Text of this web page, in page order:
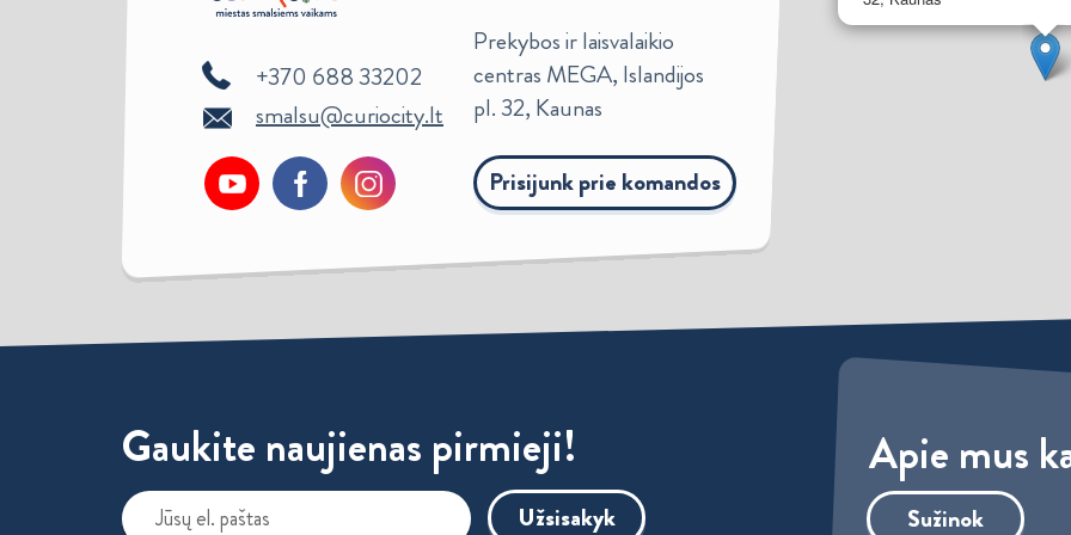
+370 688 33202
smalsu@curiocity.lt
Prekybos ir laisvalaikio
centras MEGA, Islandijos
pl. 32, Kaunas
Prisijunk prie komandos
Gaukite naujienas pirmieji!
Užsisakyk
Apie mus
Sužinok